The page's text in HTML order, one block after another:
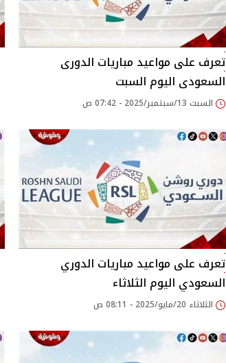
تعرف على مواعيد مباريات الدورى
السعودى اليوم السبت
السبت 13/سبتمبر/2025 - 07:42 ص
تعرف على مواعيد مباريات الدوري
السعودي اليوم الثلاثاء
الثلاثاء 20/مايو/2025 - 08:11 ص